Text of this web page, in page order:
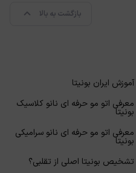
بازگشت به بالا
آموزش ایران بونیتا
معرفی اتو مو حرفه ای نانو کلاسیک
بونیتا
معرفی اتو مو حرفه ای نانو سرامیکی
بونیتا
تشخیص بونیتا اصلی از تقلبی؟